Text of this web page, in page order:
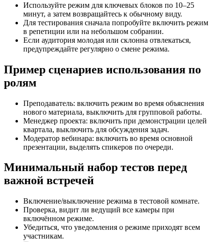
Используйте режим для ключевых блоков по 10–25
минут, а затем возвращайтесь к обычному виду.
Для тестирования сначала попробуйте включить режим
в репетиции или на небольшом собрании.
Если аудитория молодая или склонна отвлекаться,
предупреждайте регулярно о смене режима.
Пример сценариев использования по
ролям
Преподаватель: включить режим во время объяснения
нового материала, выключить для групповой работы.
Менеджер проекта: включить при демонстрации целей
квартала, выключить для обсуждения задач.
Модератор вебинара: включить во время основной
презентации, выделять спикеров по очереди.
Минимальный набор тестов перед
важной встречей
Включение/выключение режима в тестовой комнате.
Проверка, видит ли ведущий все камеры при
включённом режиме.
Убедиться, что уведомления о режиме приходят всем
участникам.